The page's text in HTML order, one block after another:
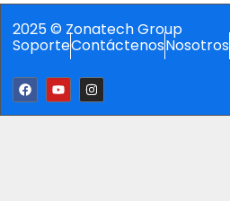
2025 © Zonatech Group
SoporteContáctenosNosotros